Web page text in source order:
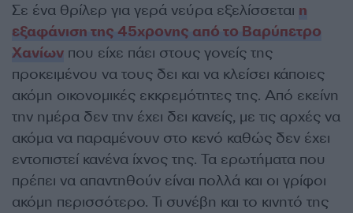
Σε ένα θρίλερ για γερά νεύρα εξελίσσεται η
εξαφάνιση της 45χρονης από το Βαρύπετρο
Χανίων που είχε πάει στους γονείς της
προκειμένου να τους δει και να κλείσει κάποιες
ακόμη οικονομικές εκκρεμότητες της. Από εκείνη
την ημέρα δεν την έχει δει κανείς, με τις αρχές να
ακόμα να παραμένουν στο κενό καθώς δεν έχει
εντοπιστεί κανένα ίχνος της. Τα ερωτήματα που
πρέπει να απαντηθούν είναι πολλά και οι γρίφοι
ακόμη περισσότερο. Τι συνέβη και το κινητό της